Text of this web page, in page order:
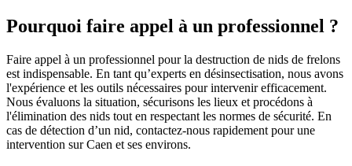
Pourquoi faire appel à un professionnel ?
Faire appel à un professionnel pour la destruction de nids de frelons
est indispensable. En tant qu’experts en désinsectisation, nous avons
l'expérience et les outils nécessaires pour intervenir efficacement.
Nous évaluons la situation, sécurisons les lieux et procédons à
l'élimination des nids tout en respectant les normes de sécurité. En
cas de détection d’un nid, contactez-nous rapidement pour une
intervention sur Caen et ses environs.